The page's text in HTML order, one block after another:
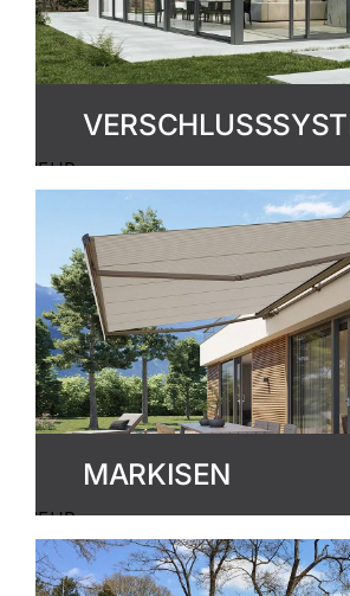
MEHR
ERFAHREN
MARKISEN
MEHR
ERFAHREN